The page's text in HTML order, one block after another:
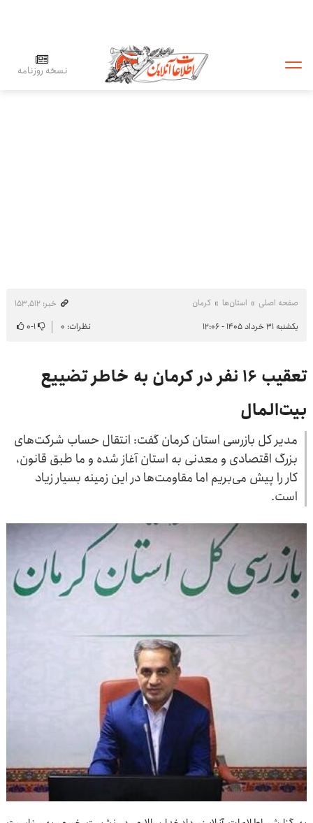
نسخه روزنامه
صفحه اصلی استان‌ها کرمان
خبر: ۱۵۳٬۵۱۲
یکشنبه ۳۱ خرداد ۱۴۰۵ - ۱۲:۰۶
نظرات: ۰ ۱-۰
تعقیب ۱۶ نفر در کرمان به خاطر تضییع
بیت‌المال
مدیر کل بازرسی استان کرمان گفت: انتقال حساب شرکت‌های
بزرگ اقتصادی و معدنی به استان آغاز شده و ما طبق قانون،
کار را پیش می‌بریم اما مقاومت‌ها در این زمینه بسیار زیاد
است.